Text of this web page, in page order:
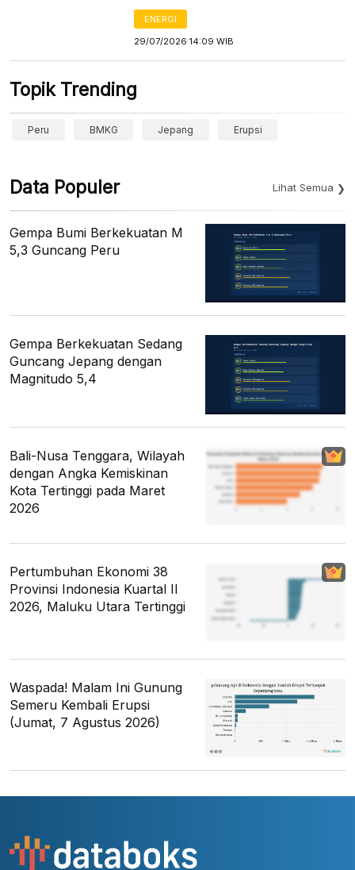
ENERGI
29/07/2026 14:09 WIB
Topik Trending
Peru BMKG Jepang Erupsi
Data Populer Lihat Semua
Gempa Bumi Berkekuatan M
5,3 Guncang Peru
Gempa Berkekuatan Sedang
Guncang Jepang dengan
Magnitudo 5,4
Bali-Nusa Tenggara, Wilayah
dengan Angka Kemiskinan
Kota Tertinggi pada Maret
2026
Pertumbuhan Ekonomi 38
Provinsi Indonesia Kuartal II
2026, Maluku Utara Tertinggi
Waspada! Malam Ini Gunung
Semeru Kembali Erupsi
(Jumat, 7 Agustus 2026)